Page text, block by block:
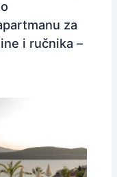
za
i ručnika –